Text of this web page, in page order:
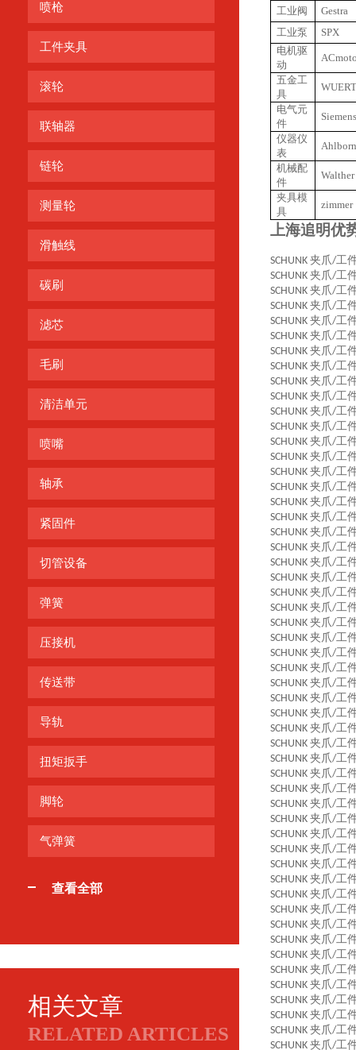
喷枪
工件夹具
滚轮
联轴器
链轮
测量轮
滑触线
碳刷
滤芯
毛刷
清洁单元
喷嘴
轴承
紧固件
切管设备
弹簧
压接机
传送带
导轨
扭矩扳手
脚轮
气弹簧
查看全部
相关文章
RELATED ARTICLES
工业阀
Gestra
工业泵
SPX
电机驱
动
五金工
具
电气元
件
Siemens
仪器仪
表
Ahlborn
机械配
件
Walther
夹具模
具
zimmer
上海追明优
SCHUNK 夹爪/工
SCHUNK 夹爪/工
SCHUNK 夹爪/工
SCHUNK 夹爪/工
SCHUNK 夹爪/工
SCHUNK 夹爪/工
SCHUNK 夹爪/工
SCHUNK 夹爪/工
SCHUNK 夹爪/工
SCHUNK 夹爪/工
SCHUNK 夹爪/工
SCHUNK 夹爪/工
SCHUNK 夹爪/工
SCHUNK 夹爪/工
SCHUNK 夹爪/工
SCHUNK 夹爪/工
SCHUNK 夹爪/工
SCHUNK 夹爪/工
SCHUNK 夹爪/工
SCHUNK 夹爪/工
SCHUNK 夹爪/工
SCHUNK 夹爪/工
SCHUNK 夹爪/工
SCHUNK 夹爪/工
SCHUNK 夹爪/工
SCHUNK 夹爪/工
SCHUNK 夹爪/工
SCHUNK 夹爪/工
SCHUNK 夹爪/工
SCHUNK 夹爪/工
SCHUNK 夹爪/工
SCHUNK 夹爪/工
SCHUNK 夹爪/工
SCHUNK 夹爪/工
SCHUNK 夹爪/工
SCHUNK 夹爪/工
SCHUNK 夹爪/工
SCHUNK 夹爪/工
SCHUNK 夹爪/工
SCHUNK 夹爪/工
SCHUNK 夹爪/工
SCHUNK 夹爪/工
SCHUNK 夹爪/工
SCHUNK 夹爪/工
SCHUNK 夹爪/工
SCHUNK 夹爪/工
SCHUNK 夹爪/工
SCHUNK 夹爪/工
SCHUNK 夹爪/工
SCHUNK 夹爪/工
SCHUNK 夹爪/工
SCHUNK 夹爪/工
SCHUNK 夹爪/工